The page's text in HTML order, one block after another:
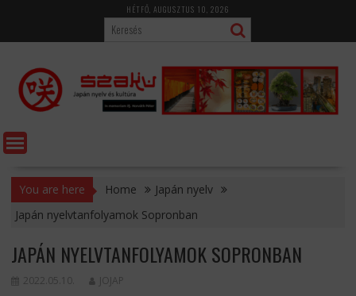
content
HÉTFŐ, AUGUSZTUS 10, 2026
You are here Home
Japán nyelv
Japán nyelvtanfolyamok Sopronban
JAPÁN NYELVTANFOLYAMOK SOPRONBAN
2022.05.10. JOJAP